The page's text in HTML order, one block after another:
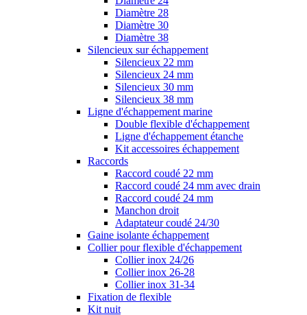
Diamètre 28
Diamètre 30
Diamètre 38
Silencieux sur échappement
Silencieux 22 mm
Silencieux 24 mm
Silencieux 30 mm
Silencieux 38 mm
Ligne d'échappement marine
Double flexible d'échappement
Ligne d'échappement étanche
Kit accessoires échappement
Raccords
Raccord coudé 22 mm
Raccord coudé 24 mm avec drain
Raccord coudé 24 mm
Manchon droit
Adaptateur coudé 24/30
Gaine isolante échappement
Collier pour flexible d'échappement
Collier inox 24/26
Collier inox 26-28
Collier inox 31-34
Fixation de flexible
Kit nuit